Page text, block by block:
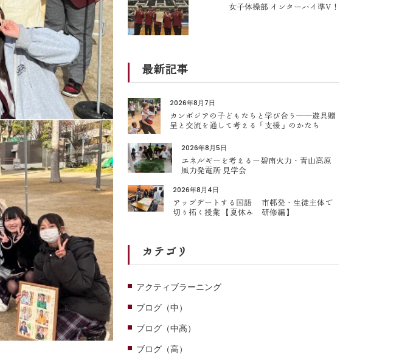
女子体操部 インターハイ準V！
最新記事
2026年8月7日
カンボジアの子どもたちと学び合う――遊具贈
呈と交流を通して考える「支援」のかたち
2026年8月5日
エネルギーを考えるー碧南火力・青山高原
風力発電所 見学会
2026年8月4日
アップデートする国語 市邨発・生徒主体で
切り拓く授業 【夏休み 研修編】
カテゴリ
アクティブラーニング
ブログ（中）
ブログ（中高）
ブログ（高）